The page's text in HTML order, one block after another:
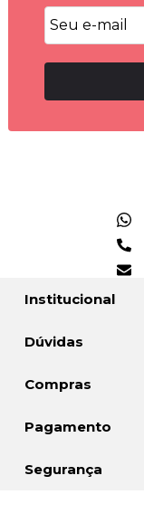
Institucional
Dúvidas
Compras
Pagamento
Segurança